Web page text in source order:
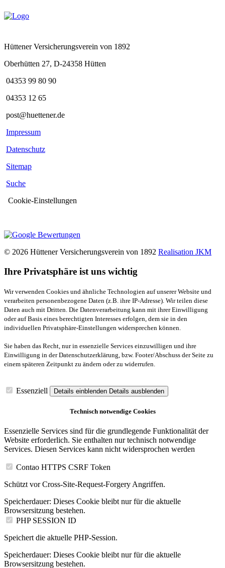
Hüttener Versicherungsverein von 1892
Oberhütten 27, D-24358 Hütten
04353 99 80 90
04353 12 65
post@huettener.de
Impressum
Datenschutz
Sitemap
Suche
Cookie-Einstellungen
© 2026 Hüttener Versicherungsverein von 1892 Realisation JKM
Ihre Privatsphäre ist uns wichtig
Wir verwenden Cookies und ähnliche Technologien auf unserer Website und
verarbeiten personenbezogene Daten (z.B. ihre IP-Adresse). Wir teilen diese
Daten auch mit Dritten. Die Datenverarbeitung kann mit ihrer Einwilligung
oder auf Basis eines berechtigten Interesses erfolgen, dem sie in den
individuellen Privatsphäre-Einstellungen widersprechen können.
Sie haben das Recht, nur in essenzielle Services einzuwilligen und ihre
Einwilligung in der Datenschutzerklärung, bzw. Footer/Abschuss der Seite zu
einem späteren Zeitpunkt zu ändern oder zu widerrufen.
Essenziell Details einblenden Details ausblenden
Technisch notwendige Cookies
Essenzielle Services sind für die grundlegende Funktionalität der
Website erforderlich. Sie enthalten nur technisch notwendige
Services. Diesen Services kann nicht widersprochen werden
Contao HTTPS CSRF Token
Schützt vor Cross-Site-Request-Forgery Angriffen.
Speicherdauer: Dieses Cookie bleibt nur für die aktuelle
Browsersitzung bestehen.
PHP SESSION ID
Speichert die aktuelle PHP-Session.
Speicherdauer: Dieses Cookie bleibt nur für die aktuelle
Browsersitzung bestehen.